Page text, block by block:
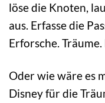
löse die Knoten,
aus. Erfasse die
Erforsche. Träume.
Oder wie wäre es
Disney für die